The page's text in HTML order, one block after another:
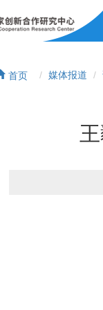
首页 媒体报道